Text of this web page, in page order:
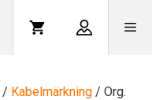
/ Kabelmärkning / Org.